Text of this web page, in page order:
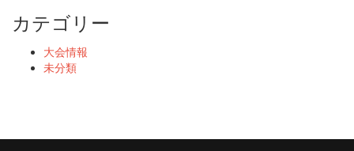
カテゴリー
大会情報
未分類